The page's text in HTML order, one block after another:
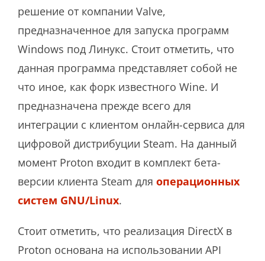
решение от компании Valve,
предназначенное для запуска программ
Windows под Линукс. Стоит отметить, что
данная программа представляет собой не
что иное, как форк известного Wine. И
предназначена прежде всего для
интеграции с клиентом онлайн-сервиса для
цифровой дистрибуции Steam. На данный
момент Proton входит в комплект бета-
версии клиента Steam для операционных
систем GNU/Linux.
Стоит отметить, что реализация DirectX в
Proton основана на использовании API